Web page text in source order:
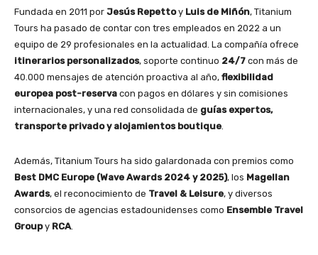
Fundada en 2011 por Jesús Repettoy Luis de Miñón, Titanium
Tours ha pasado de contar con tres empleados en 2022 a un
equipo de 29 profesionales en la actualidad. La compañía ofrece
itinerarios personalizados, soporte continuo 24/7 con más de
40.000 mensajes de atención proactiva al año, flexibilidad
europea post-reserva con pagos en dólares y sin comisiones
internacionales, y una red consolidada de guías expertos,
transporte privado y alojamientos boutique.
Además, Titanium Tours ha sido galardonada con premios como
Best DMC Europe (Wave Awards 2024 y 2025), los Magellan
Awards, el reconocimiento de Travel & Leisure, y diversos
consorcios de agencias estadounidenses como Ensemble Travel
Groupy RCA.